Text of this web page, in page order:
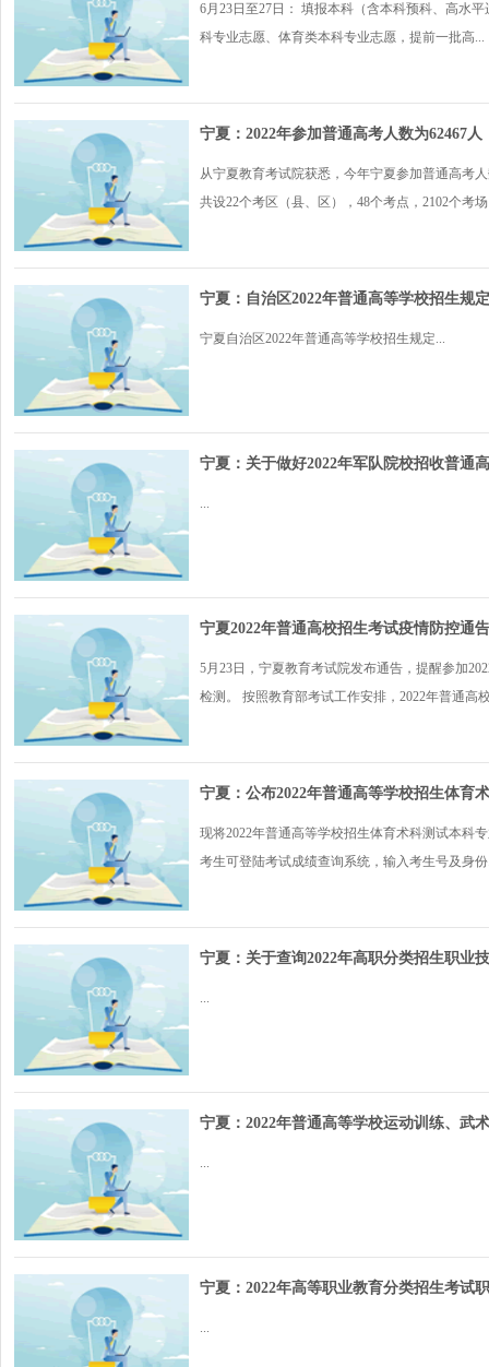
6月23日至27日： 填报本科（含本科预科、高水
科专业志愿、体育类本科专业志愿，提前一批高...
宁夏：2022年参加普通高考人数为62467人
从宁夏教育考试院获悉，今年宁夏参加普通高考
共设22个考区（县、区），48个考点，2102个考
宁夏：自治区2022年普通高等学校招生规定
宁夏自治区2022年普通高等学校招生规定...
宁夏：关于做好2022年军队院校招收普通
...
宁夏2022年普通高校招生考试疫情防控通
5月23日，宁夏教育考试院发布通告，提醒参加
检测。 按照教育部考试工作安排，2022年普通高
宁夏：公布2022年普通高等学校招生体育
现将2022年普通高等学校招生体育术科测试本科
考生可登陆考试成绩查询系统，输入考生号及身
宁夏：关于查询2022年高职分类招生职业
...
宁夏：2022年普通高等学校运动训练、武
...
宁夏：2022年高等职业教育分类招生考试
...